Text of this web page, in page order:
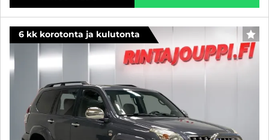
6 kk korotonta ja kulutonta